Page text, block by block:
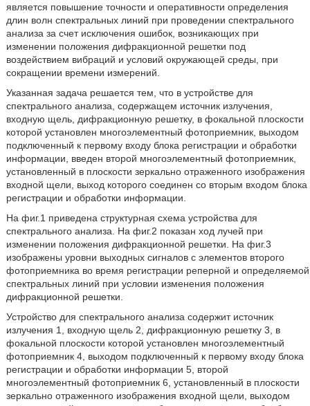
является повышение точности и оперативности определения
длин волн спектральных линий при проведении спектрального
анализа за счет исключения ошибок, возникающих при
изменении положения дифракционной решетки под
воздействием вибраций и условий окружающей среды, при
сокращении времени измерений.
Указанная задача решается тем, что в устройстве для
спектрального анализа, содержащем источник излучения,
входную щель, дифракционную решетку, в фокальной плоскости
которой установлен многоэлементный фотоприемник, выходом
подключенный к первому входу блока регистрации и обработки
информации, введен второй многоэлементный фотоприемник,
установленный в плоскости зеркально отраженного изображения
входной щели, выход которого соединен со вторым входом блока
регистрации и обработки информации.
На фиг.1 приведена структурная схема устройства для
спектрального анализа. На фиг.2 показан ход лучей при
изменении положения дифракционной решетки. На фиг.3
изображены уровни выходных сигналов с элементов второго
фотоприемника во время регистрации реперной и определяемой
спектральных линий при условии изменения положения
дифракционной решетки.
Устройство для спектрального анализа содержит источник
излучения 1, входную щель 2, дифракционную решетку 3, в
фокальной плоскости которой установлен многоэлементный
фотоприемник 4, выходом подключенный к первому входу блока
регистрации и обработки информации 5, второй
многоэлементный фотоприемник 6, установленный в плоскости
зеркально отраженного изображения входной щели, выходом